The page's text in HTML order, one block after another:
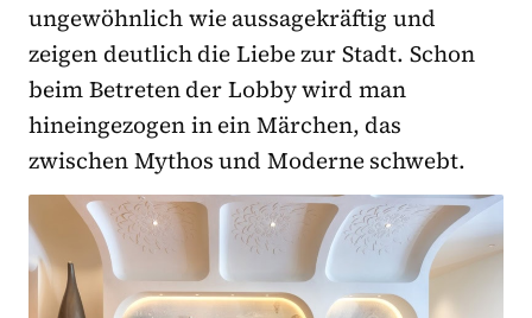
ungewöhnlich wie aussagekräftig und
zeigen deutlich die Liebe zur Stadt. Schon
beim Betreten der Lobby wird man
hineingezogen in ein Märchen, das
zwischen Mythos und Moderne schwebt.